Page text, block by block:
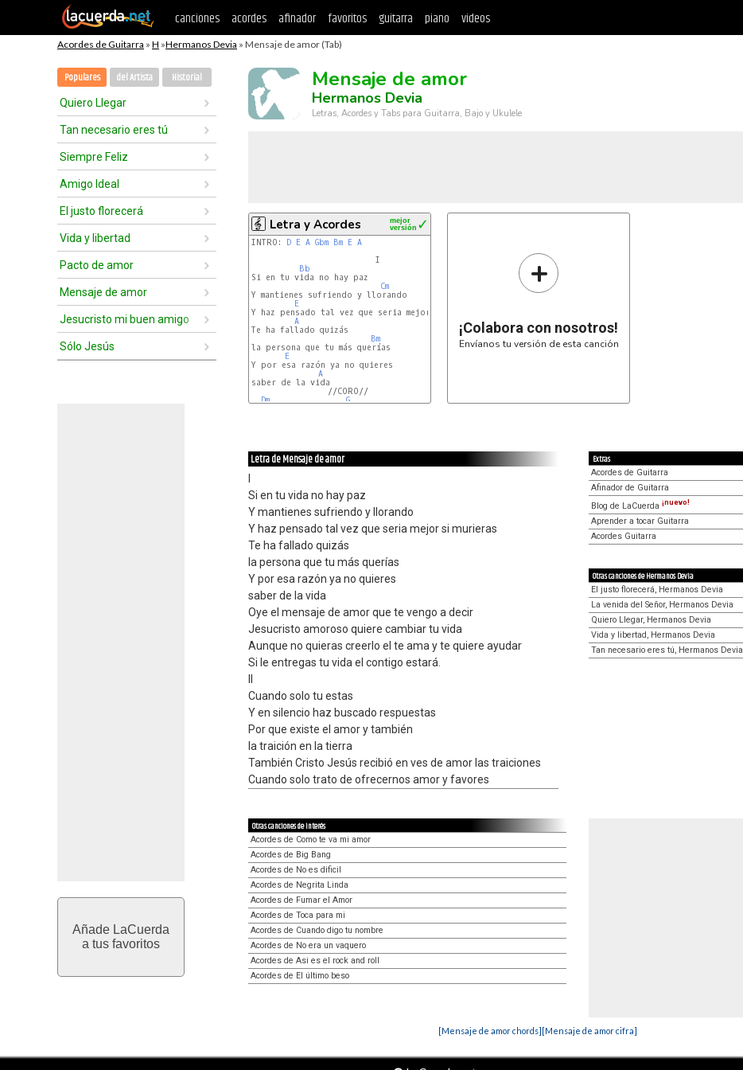
canciones acordes afinador favoritos guitarra piano videos
Acordes de Guitarra » H »Hermanos Devia » Mensaje de amor (Tab)
Populares del Artista Historial
Quiero Llegar
Tan necesario eres tú
Siempre Feliz
Amigo Ideal
El justo florecerá
Vida y libertad
Pacto de amor
Mensaje de amor
Jesucristo mi buen amigo
Sólo Jesús
Añade LaCuerda
a tus favoritos
Mensaje de amor
Hermanos Devia
Letras, Acordes y Tabs para Guitarra, Bajo y Ukulele
Letra y Acordes ✓
mejor
versión
INTRO: D E A Gbm Bm E A
                          I
Bb
Si en tu vida no hay paz
Cm
Y mantienes sufriendo y llorando
E
Y haz pensado tal vez que seria mejor si murieras
A
Te ha fallado quizás
Bm
la persona que tu más querías
E
Y por esa razón ya no quieres
A
saber de la vida
                //CORO//
Dm
G A
+
¡Colabora con nosotros!
Envíanos tu versión de esta canción
Letra de Mensaje de amor
Si en tu vida no hay paz
Y mantienes sufriendo y llorando
Y haz pensado tal vez que seria mejor si murieras
Te ha fallado quizás
la persona que tu más querías
Y por esa razón ya no quieres
saber de la vida
Oye el mensaje de amor que te vengo a decir
Jesucristo amoroso quiere cambiar tu vida
Aunque no quieras creerlo el te ama y te quiere ayudar
Si le entregas tu vida el contigo estará.
Cuando solo tu estas
Y en silencio haz buscado respuestas
Por que existe el amor y también
la traición en la tierra
También Cristo Jesús recibió en ves de amor las traiciones
Cuando solo trato de ofrecernos amor y favores
Extras
Acordes de Guitarra
Afinador de Guitarra
Blog de LaCuerda ¡nuevo!
Aprender a tocar Guitarra
Acordes Guitarra
Otras canciones de Hermanos Devia
El justo florecerá, Hermanos Devia
La venida del Señor, Hermanos Devia
Quiero Llegar, Hermanos Devia
Vida y libertad, Hermanos Devia
Tan necesario eres tú, Hermanos Devia
Otras canciones de interés
Acordes de Como te va mi amor
Acordes de Big Bang
Acordes de No es dificil
Acordes de Negrita Linda
Acordes de Fumar el Amor
Acordes de Toca para mi
Acordes de Cuando digo tu nombre
Acordes de No era un vaquero
Acordes de Asi es el rock and roll
Acordes de El último beso
[Mensaje de amor chords][Mensaje de amor cifra]